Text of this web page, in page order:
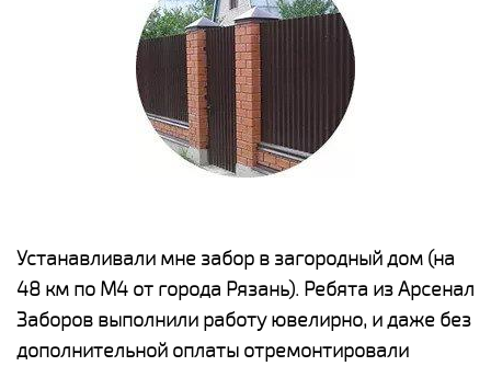
Устанавливали мне забор в загородный дом (на
48 км по М4 от города Рязань). Ребята из Арсенал
Заборов выполнили работу ювелирно, и даже без
дополнительной оплаты отремонтировали